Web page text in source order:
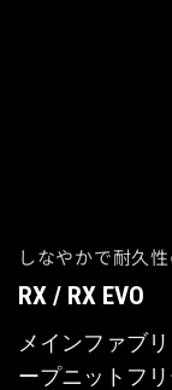
しなやかで耐久
RX / RX EVO
メインファブ
ープニットフリ